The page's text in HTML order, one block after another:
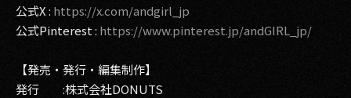
公式X : https://x.com/andgirl_jp
公式Pinterest : https://www.pinterest.jp/andGIRL_jp/
【発売・発行・編集制作】
発行 :株式会社DONUTS